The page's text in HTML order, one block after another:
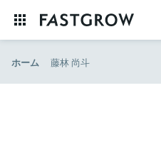
ホーム 藤林 尚斗